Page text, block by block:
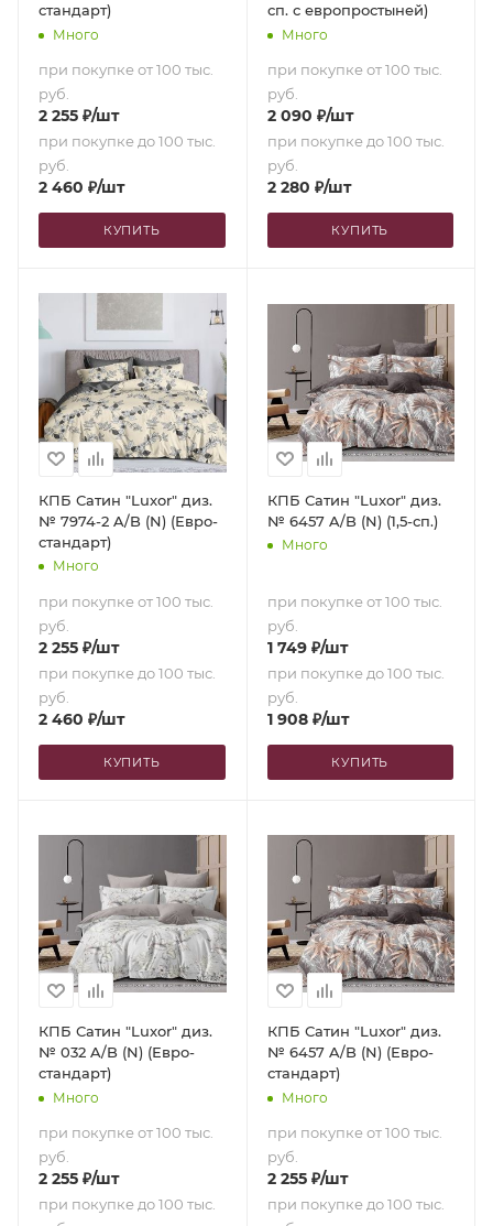
стандарт)
Много
при покупке от 100 тыс.
руб.
2 255 ₽/шт
при покупке до 100 тыс.
руб.
2 460 ₽/шт
КУПИТЬ
сп. с европростыней)
Много
при покупке от 100 тыс.
руб.
2 090 ₽/шт
при покупке до 100 тыс.
руб.
2 280 ₽/шт
КУПИТЬ
КПБ Сатин "Luxor" диз.
№ 7974-2 A/B (N) (Евро-
стандарт)
Много
при покупке от 100 тыс.
руб.
2 255 ₽/шт
при покупке до 100 тыс.
руб.
2 460 ₽/шт
КУПИТЬ
КПБ Сатин "Luxor" диз.
№ 6457 A/B (N) (1,5-сп.)
Много
при покупке от 100 тыс.
руб.
1 749₽/шт
при покупке до 100 тыс.
руб.
1 908₽/шт
КУПИТЬ
КПБ Сатин "Luxor" диз.
№ 032 A/B (N) (Евро-
стандарт)
Много
при покупке от 100 тыс.
руб.
2 255 ₽/шт
при покупке до 100 тыс.
КПБ Сатин "Luxor" диз.
№ 6457 A/B (N) (Евро-
стандарт)
Много
при покупке от 100 тыс.
руб.
2 255₽/шт
при покупке до 100 тыс.